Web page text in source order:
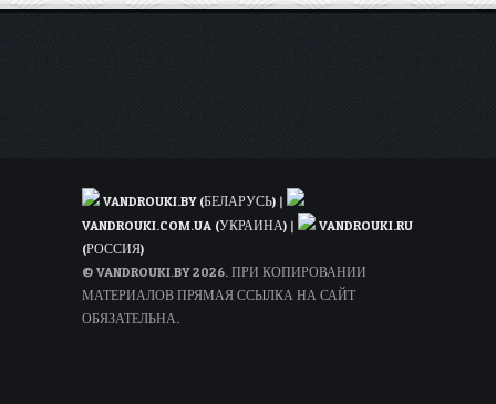
VANDROUKI.BY (БЕЛАРУСЬ) |
VANDROUKI.COM.UA (УКРАИНА) |
VANDROUKI.RU
(РОССИЯ)
© VANDROUKI.BY 2026. ПРИ КОПИРОВАНИИ
МАТЕРИАЛОВ ПРЯМАЯ ССЫЛКА НА САЙТ
ОБЯЗАТЕЛЬНА.